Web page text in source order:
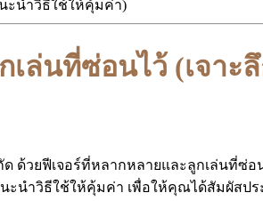
ล่นที่ซ่อนไว้ (เจา
ด้วยฟีเจอร์ที่หลากหลายและลูกเล่นที่
ะนำวิธีใช้ให้คุ้มค่า เพื่อให้คุณได้สัมผัสป